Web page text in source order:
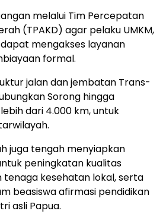
melalui Tim Percepatan
(TPAKD) agar pelaku UMKM,
mengakses layanan
formal.
jalan dan jembatan Trans-
Sorong hingga
dari 4.000 km, untuk
juga tengah menyiapkan
peningkatan kualitas
tenaga kesehatan lokal, serta
beasiswa afirmasi pendidikan
asli Papua.